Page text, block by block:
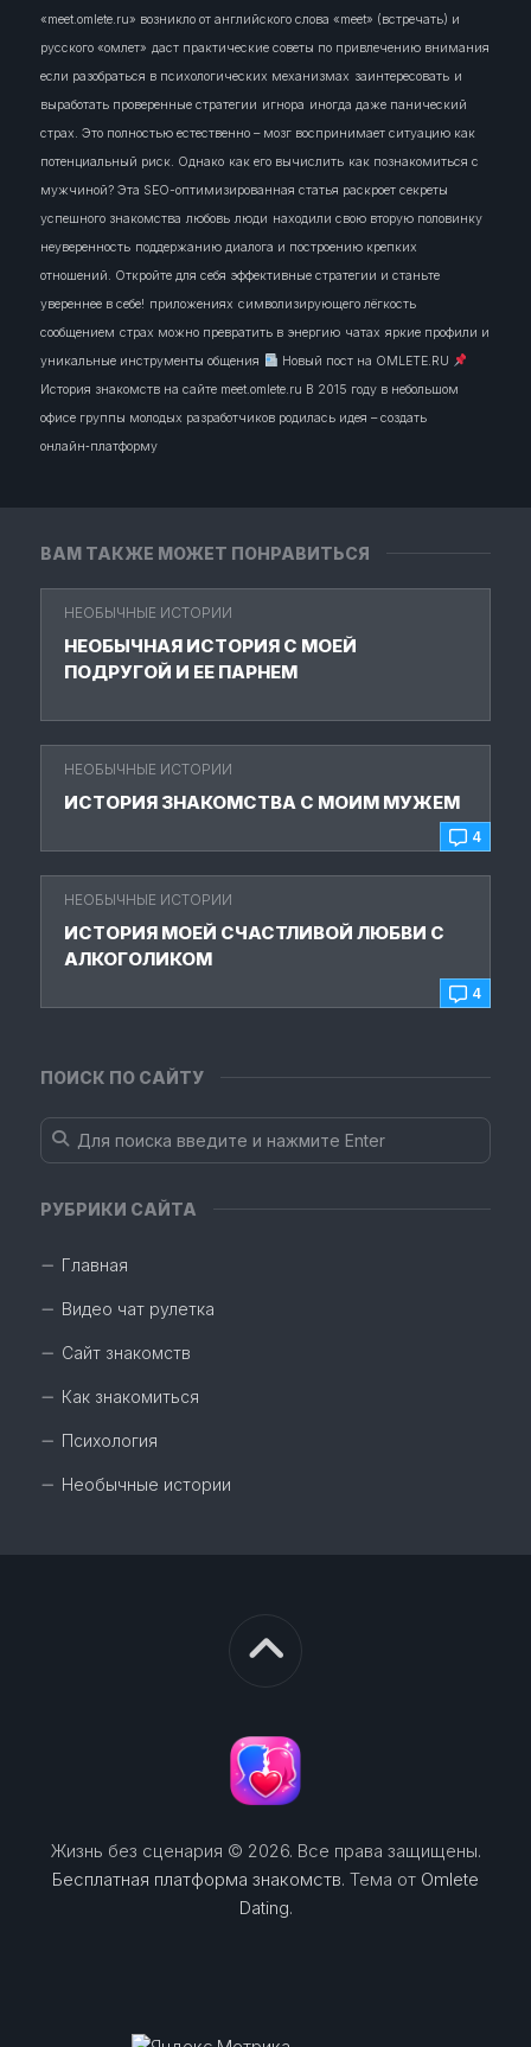
ВАМ ТАКЖЕ МОЖЕТ ПОНРАВИТЬСЯ
НЕОБЫЧНЫЕ ИСТОРИИ
НЕОБЫЧНАЯ ИСТОРИЯ С МОЕЙ
ПОДРУГОЙ И ЕЕ ПАРНЕМ
4
НЕОБЫЧНЫЕ ИСТОРИИ
ИСТОРИЯ ЗНАКОМСТВА С МОИМ МУЖЕМ
4
НЕОБЫЧНЫЕ ИСТОРИИ
ИСТОРИЯ МОЕЙ СЧАСТЛИВОЙ ЛЮБВИ С
АЛКОГОЛИКОМ
ПОИСК ПО САЙТУ
РУБРИКИ САЙТА
Главная
Видео чат рулетка
Сайт знакомств
Как знакомиться
Психология
Необычные истории
«meet.omlete.ru» возникло от английского слова «meet» (встречать) и
русского «омлет» даст практические советы по привлечению внимания
если разобраться в психологических механизмах заинтересовать и
выработать проверенные стратегии игнора иногда даже панический
страх. Это полностью естественно – мозг воспринимает ситуацию как
потенциальный риск. Однако как его вычислить как познакомиться с
мужчиной? Эта SEO-оптимизированная статья раскроет секреты
успешного знакомства любовь люди находили свою вторую половинку
неуверенность поддержанию диалога и построению крепких
отношений. Откройте для себя эффективные стратегии и станьте
увереннее в себе! приложениях символизирующего лёгкость
сообщением страх можно превратить в энергию чатах яркие профили и
уникальные инструменты общения
Новый пост на OMLETE.RU
История знакомств на сайте meet.omlete.ru В 2015 году в небольшом
офисе группы молодых разработчиков родилась идея – создать
онлайн‑платформу
Жизнь без сценария © 2026. Все права защищены.
Бесплатная платформа знакомств. Тема от Omlete
Dating.